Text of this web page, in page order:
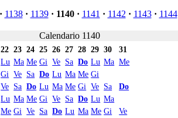
1138· 1139· 1140· 1141 · 1142 · 1143· 1144
Calendario 1140
22 23 24 25 26 27 28 29 30
31
Lu Ma Me Gi Ve Sa Do Lu Ma Me
Gi Ve Sa Do Lu Ma Me Gi
Ve Sa Do Lu Ma Me Gi Ve Sa
Do
Lu Ma Me Gi Ve Sa Do Lu Ma
Me Gi Ve Sa Do Lu Ma Me Gi
Ve